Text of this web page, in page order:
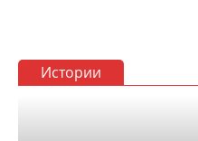
Истории